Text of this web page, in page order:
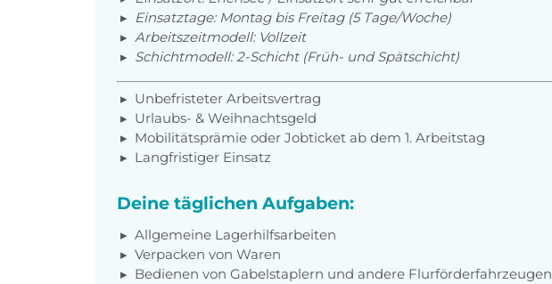
Einsatztage: Montag bis Freitag (5 Tage/Woche)
Arbeitszeitmodell: Vollzeit
Schichtmodell: 2-Schicht (Früh- und Spätschicht)
Unbefristeter Arbeitsvertrag
Urlaubs- & Weihnachtsgeld
Mobilitätsprämie oder Jobticket ab dem 1. Arbeitstag
Langfristiger Einsatz
Deine täglichen Aufgaben:
Allgemeine Lagerhilfsarbeiten
Verpacken von Waren
Bedienen von Gabelstaplern und andere Flurförderfahrzeugen